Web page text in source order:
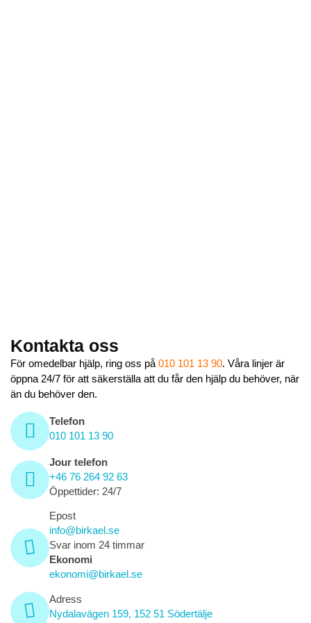
Kontakta oss
För omedelbar hjälp, ring oss på 010 101 13 90. Våra linjer är
öppna 24/7 för att säkerställa att du får den hjälp du behöver, när
än du behöver den.
Telefon
010 101 13 90
Jour telefon
+46 76 264 92 63
Öppettider: 24/7
Epost
info@birkael.se
Svar inom 24 timmar
Ekonomi
ekonomi@birkael.se
Adress
Nydalavägen 159, 152 51 Södertälje